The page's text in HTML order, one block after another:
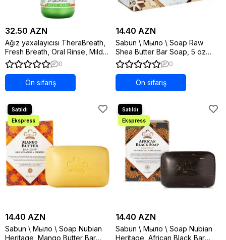
32.50 AZN
Ağız yaxalayıcısı TheraBreath,
Fresh Breath, Oral Rinse, Mild
Mint, 16 fl oz (473 ml)
0
Ön sifariş
14.40 AZN
Sabun \ Мыло \ Soap Raw
Shea Butter Bar Soap, 5 oz
(142 g)
0
Ön sifariş
14.40 AZN
Sabun \ Мыло \ Soap Nubian
Heritage, Mango Butter Bar
14.40 AZN
Sabun \ Мыло \ Soap Nubian
Heritage, African Black Bar